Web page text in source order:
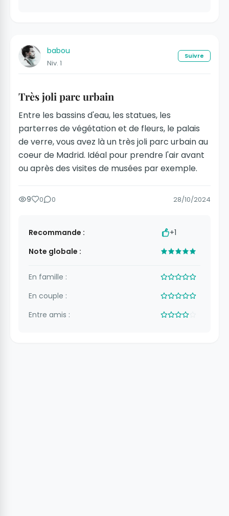
babou
Niv. 1
Suivre
Très joli parc urbain
Entre les bassins d'eau, les statues, les
parterres de végétation et de fleurs, le palais
de verre, vous avez là un très joli parc urbain au
coeur de Madrid. Idéal pour prendre l'air avant
ou après des visites de musées par exemple.
9 0 0 28/10/2024
Recommande :
+1
Note globale :
En famille :
En couple :
Entre amis :